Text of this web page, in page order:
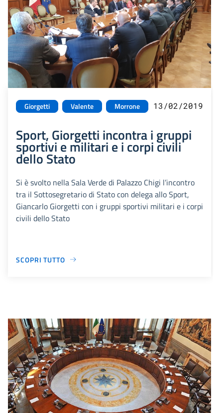
Giorgetti Valente Morrone 13/02/2019
Sport, Giorgetti incontra i gruppi
sportivi e militari e i corpi civili
dello Stato
Si è svolto nella Sala Verde di Palazzo Chigi l’incontro
tra il Sottosegretario di Stato con delega allo Sport,
Giancarlo Giorgetti con i gruppi sportivi militari e i corpi
civili dello Stato
SCOPRI TUTTO